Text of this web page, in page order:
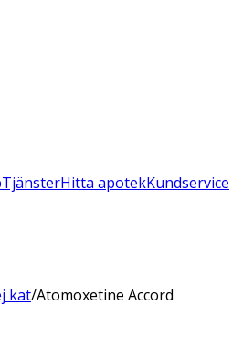
TjänsterHitta apotekKundservice
kat/Atomoxetine Accord